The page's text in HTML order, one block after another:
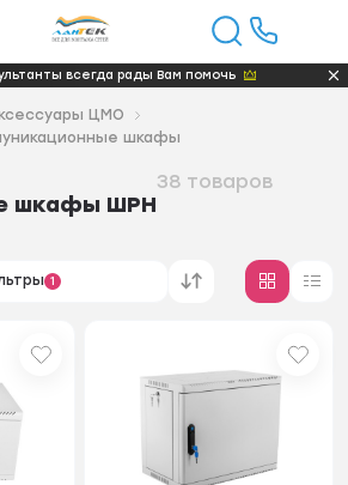
всегда рады Вам помочь
ЦМО
шкафы
шкафы ШРН
38 товаров
1